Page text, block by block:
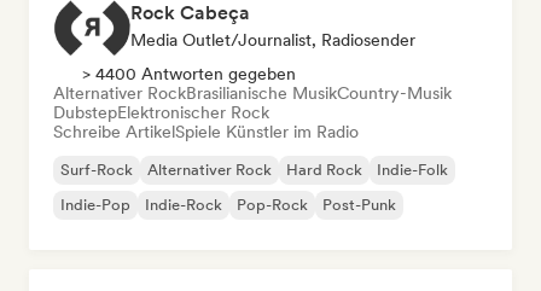
Rock Cabeça
Media Outlet/Journalist, Radiosender
> 4400 Antworten gegeben
Alternativer RockBrasilianische MusikCountry-Musik
DubstepElektronischer Rock
Schreibe ArtikelSpiele Künstler im Radio
Surf-Rock Alternativer Rock Hard Rock
Indie-Folk
Indie-Pop
Indie-Rock Pop-Rock Post-Punk